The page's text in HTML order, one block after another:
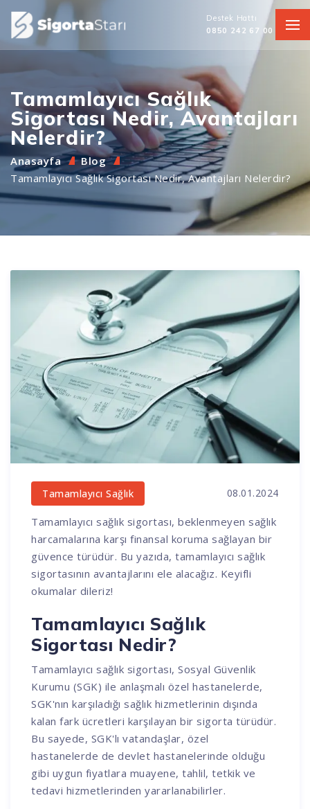
Destek Hattı
0850 242 67 00
Tamamlayıcı Sağlık
Sigortası Nedir, Avantajları
Nelerdir?
Anasayfa
Blog
Tamamlayıcı Sağlık Sigortası Nedir, Avantajları Nelerdir?
Tamamlayıcı Sağlık 08.01.2024
Tamamlayıcı sağlık sigortası, beklenmeyen sağlık
harcamalarına karşı finansal koruma sağlayan bir
güvence türüdür. Bu yazıda, tamamlayıcı sağlık
sigortasının avantajlarını ele alacağız. Keyifli
okumalar dileriz!
Tamamlayıcı Sağlık
Sigortası Nedir?
Tamamlayıcı sağlık sigortası, Sosyal Güvenlik
Kurumu (SGK) ile anlaşmalı özel hastanelerde,
SGK'nın karşıladığı sağlık hizmetlerinin dışında
kalan fark ücretleri karşılayan bir sigorta türüdür.
Bu sayede, SGK'lı vatandaşlar, özel
hastanelerde de devlet hastanelerinde olduğu
gibi uygun fiyatlara muayene, tahlil, tetkik ve
tedavi hizmetlerinden yararlanabilirler.